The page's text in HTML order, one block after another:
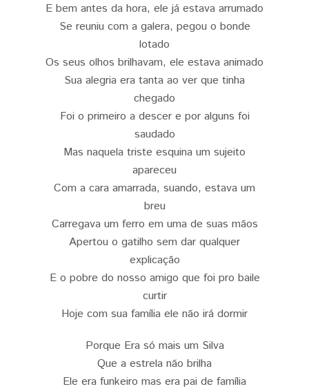
E bem antes da hora, ele já estava arrumado
Se reuniu com a galera, pegou o bonde
lotado
Os seus olhos brilhavam, ele estava animado
Sua alegria era tanta ao ver que tinha
chegado
Foi o primeiro a descer e por alguns foi
saudado
Mas naquela triste esquina um sujeito
apareceu
Com a cara amarrada, suando, estava um
breu
Carregava um ferro em uma de suas mãos
Apertou o gatilho sem dar qualquer
explicação
E o pobre do nosso amigo que foi pro baile
curtir
Hoje com sua família ele não irá dormir
Porque Era só mais um Silva
Que a estrela não brilha
Ele era funkeiro mas era pai de família